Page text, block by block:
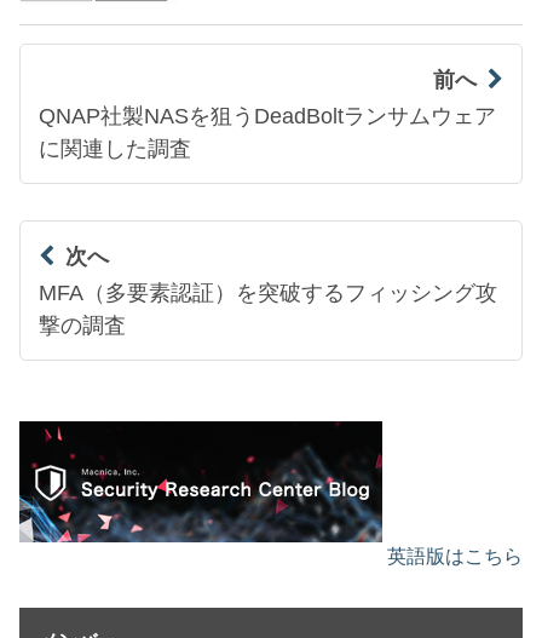
前へ
QNAP社製NASを狙うDeadBoltランサムウェア
に関連した調査
次へ
MFA（多要素認証）を突破するフィッシング攻
撃の調査
英語版はこちら